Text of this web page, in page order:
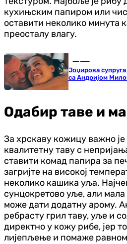
кухињским папиром или
оставити неколико минута
преосталу влагу.
Јоџирова
са Андријом
Одабир таве и
За хрскаву кожицу важно
квалитетну таву с
ставити комад папира за
загријте на високој
неколико кашика уља.
сунцокретово уље, али
може дати додатну арому.
ребрасту грил таву, уље и
директно у кожу рибе, јер
лијепљење и помаже